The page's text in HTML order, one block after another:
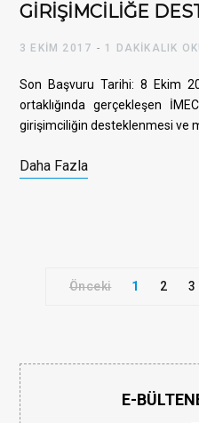
GİRİŞİMCİLİĞE
3 EKIM 2017 1 DAKIKALIK
Son Başvuru Tarihi: 8 Ekim
ortaklığında gerçekleşen
girişimciliğin desteklenmesi ve
Daha Fazla
Önceki 1 2 3
E-